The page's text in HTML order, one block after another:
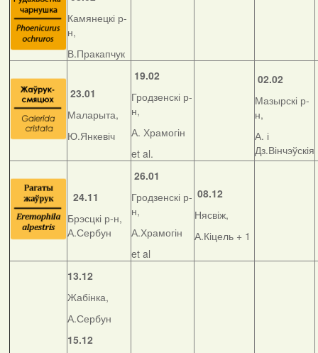
Камянецкі р-
н,
В.Пракапчук
23.01
Маларыта,
Ю.Янкевіч
19.02
Гродзенскі р-
н,
А. Храмогін
et al.
02.02
Мазырскі р-
н,
А. і
Дз.Вінчэўскія
24.11
Брэсцкі р-н,
А.Сербун
26.01
Гродзенскі р-
н,
А.Храмогін
et al
08.12
Нясвіж,
А.Кіцель + 1
13.12
Жабінка,
А.Сербун
15.12